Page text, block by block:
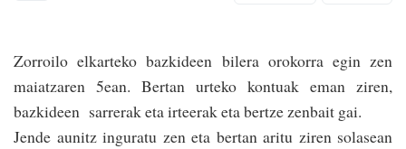
Zorroilo elkarteko bazkideen bilera orokorra egin zen
maia­tzaren 5ean. Bertan urteko kontuak eman ziren,
bazkideen sarrerak eta irteerak eta bertze zenbait gai.
Jende aunitz inguratu zen eta bertan aritu ziren solasean